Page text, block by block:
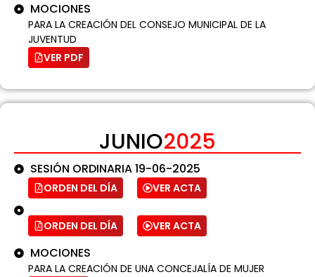
MOCIONES
PARA LA CREACIÓN DEL CONSEJO MUNICIPAL DE LA
JUVENTUD
VER PDF
JUNIO2025
SESIÓN ORDINARIA 19-06-2025
ORDEN DEL DÍA VER ACTA
ORDEN DEL DÍA VER ACTA
MOCIONES
PARA LA CREACIÓN DE UNA CONCEJALÍA DE MUJER